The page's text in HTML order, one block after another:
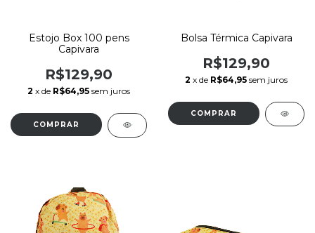
Estojo Box 100 pens
Capivara
R$129,90
2 x de R$64,95 sem juros
Bolsa Térmica Capivara
R$129,90
2 x de R$64,95 sem juros